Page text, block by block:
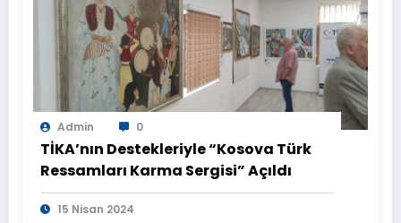
Admin 0
TİKA’nın Destekleriyle “Kosova Türk
Ressamları Karma Sergisi” Açıldı
15 Nisan 2024